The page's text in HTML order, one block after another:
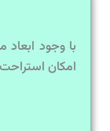
با وجود
امکان